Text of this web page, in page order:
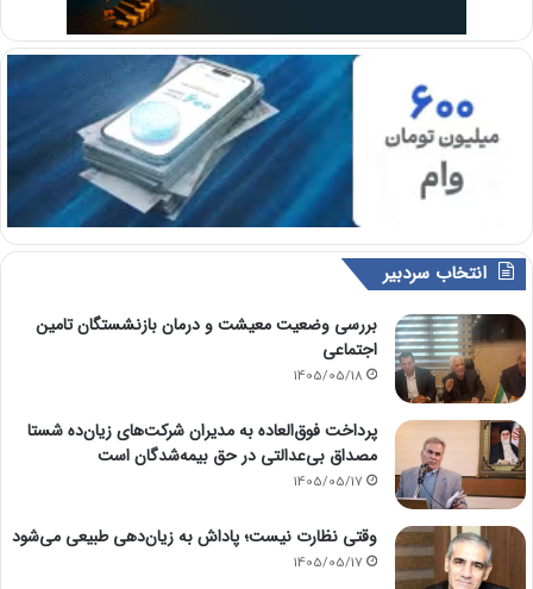
انتخاب سردبیر
بررسی وضعیت معیشت و درمان بازنشستگان تامین
اجتماعی
1405/05/18
پرداخت فوق‌العاده به مدیران شرکت‌های زیان‌ده شستا
مصداق بی‌عدالتی در حق بیمه‌شدگان است
1405/05/17
وقتی نظارت نیست؛ پاداش به زیان‌دهی طبیعی می‌شود
1405/05/17